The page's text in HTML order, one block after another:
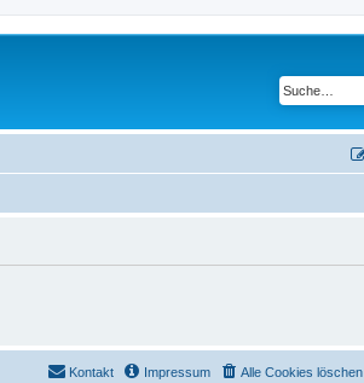
Alle Cookies löschen
Impressum
Kontakt